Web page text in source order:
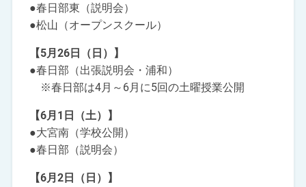
●春日部東（説明会）
●松山（オープンスクール）
【5月26日（日）】
●春日部（出張説明会・浦和）
※春日部は4月～6月に5回の土曜授業公開
【6月1日（土）】
●大宮南（学校公開）
●春日部（説明会）
【6月2日（日）】